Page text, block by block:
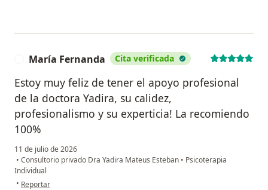
María Fernanda Cita verificada
Estoy muy feliz de tener el apoyo profesional
de la doctora Yadira, su calidez,
profesionalismo y su experticia! La recomiendo
100%
11 de julio de 2026
• Consultorio privado Dra Yadira Mateus Esteban • Psicoterapia
Individual
• en opinión del usuario María Fernanda
Reportar